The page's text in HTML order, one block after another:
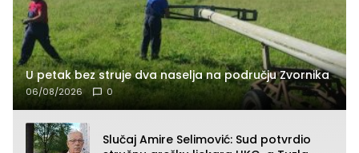
U petak bez struje dva naselja na području Zvornika
06/08/2026 0
Slučaj Amire Selimović: Sud potvrdio